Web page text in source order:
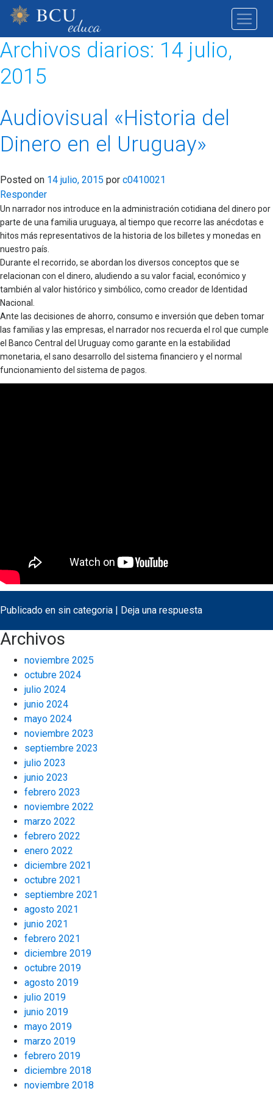
Archivos diarios: 14 julio,
2015
Audiovisual «Historia del
Dinero en el Uruguay»
Posted on 14 julio, 2015 por c0410021
Responder
Un narrador nos introduce en la administración cotidiana del dinero por
parte de una familia uruguaya, al tiempo que recorre las anécdotas e
hitos más representativos de la historia de los billetes y monedas en
nuestro país.
Durante el recorrido, se abordan los diversos conceptos que se
relacionan con el dinero, aludiendo a su valor facial, económico y
también al valor histórico y simbólico, como creador de Identidad
Nacional.
Ante las decisiones de ahorro, consumo e inversión que deben tomar
las familias y las empresas, el narrador nos recuerda el rol que cumple
el Banco Central del Uruguay como garante en la estabilidad
monetaria, el sano desarrollo del sistema financiero y el normal
funcionamiento del sistema de pagos.
Publicado en sin categoria | Deja una respuesta
Archivos
noviembre 2025
octubre 2024
julio 2024
junio 2024
mayo 2024
noviembre 2023
septiembre 2023
julio 2023
junio 2023
febrero 2023
noviembre 2022
marzo 2022
febrero 2022
enero 2022
diciembre 2021
octubre 2021
septiembre 2021
agosto 2021
junio 2021
febrero 2021
diciembre 2019
octubre 2019
agosto 2019
julio 2019
junio 2019
mayo 2019
marzo 2019
febrero 2019
diciembre 2018
noviembre 2018